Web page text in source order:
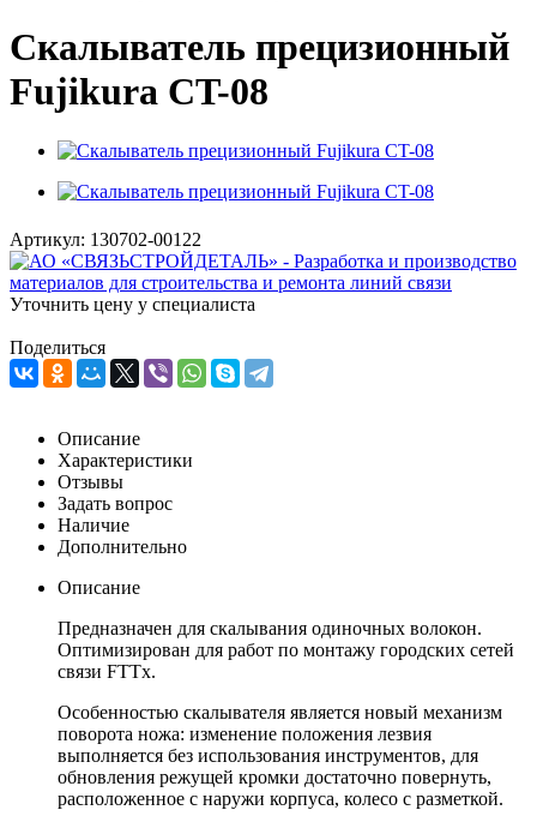
Скалыватель прецизионный
Fujikura CT-08
Артикул: 130702-00122
Уточнить цену у специалиста
Поделиться
Описание
Характеристики
Отзывы
Задать вопрос
Наличие
Дополнительно
Описание
Предназначен для скалывания одиночных волокон.
Оптимизирован для работ по монтажу городских сетей
связи FTTx.
Особенностью скалывателя является новый механизм
поворота ножа: изменение положения лезвия
выполняется без использования инструментов, для
обновления режущей кромки достаточно повернуть,
расположенное с наружи корпуса, колесо с разметкой.